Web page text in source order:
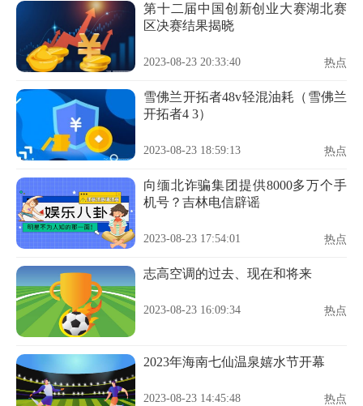
第十二届中国创新创业大赛湖北赛
区决赛结果揭晓
2023-08-23 20:33:40 热点
雪佛兰开拓者48v轻混油耗（雪佛兰
开拓者4 3）
2023-08-23 18:59:13 热点
向缅北诈骗集团提供8000多万个手
机号？吉林电信辟谣
2023-08-23 17:54:01 热点
志高空调的过去、现在和将来
2023-08-23 16:09:34 热点
2023年海南七仙温泉嬉水节开幕
2023-08-23 14:45:48 热点